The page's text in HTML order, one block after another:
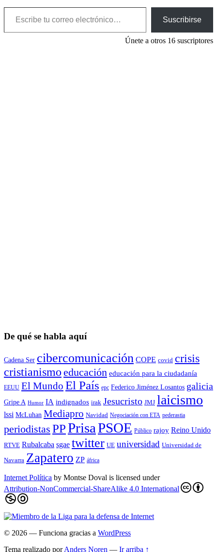
Escribe tu correo electrónico…
Suscribirse
Únete a otros 16 suscriptores
De qué se habla aquí
Cadena Ser cibercomunicación COPE covid crisis
cristianismo educación educación para la ciudadaní­a
EEUU El Mundo El País epc Federico Jiménez Losantos galicia
Gripe A Humor IA indignados irak Jesucristo JMJ laicismo
lssi McLuhan Mediapro Navidad Negociación con ETA pederastia
periodistas PPPrisaPSOE Público rajoy Reino Unido
RTVE Rubalcaba sgae twitter UE universidad Universidad de
Navarra Zapatero ZP áfrica
Internet Política by Montse Doval is licensed under
Attribution-NonCommercial-ShareAlike 4.0 International
© 2026 — Funciona gracias a WordPress
Tema realizado porAnders Noren — Ir arriba ↑